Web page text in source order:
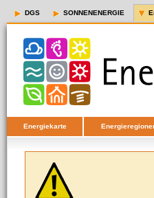
DGS SONNENENERGIE
Energiekarte